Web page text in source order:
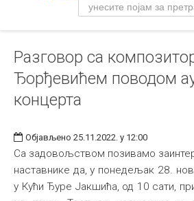
Уметност
Музичка уметност
Примењена и ликовна уметност
Галерија
Библиотека
Студенти
Разговор са
Ђорђевићем поводом
концерта
Објављено 25.11.2022. у 12:00
Са задовољством позивамо
наставнике да, у понедељак 28.
у Кући Ђуре Јакшића, од 10 сати,